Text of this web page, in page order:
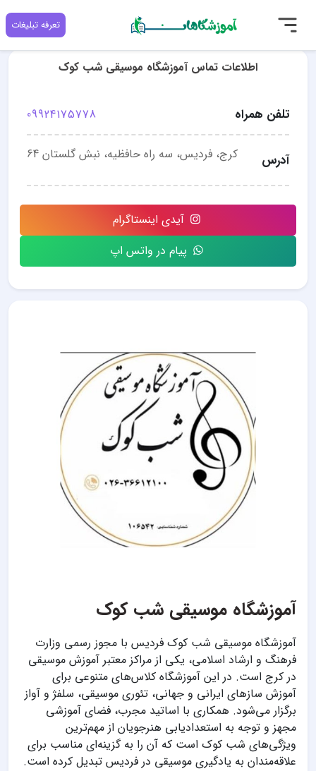
تعرفه تبلیغات
آموزشگاه موسیقی شب کوک‎
آموزشگاه موسیقی شب کوک فردیس با مجوز رسمی وزارت
فرهنگ و ارشاد اسلامی، یکی از مراکز معتبر آموزش موسیقی
در کرج است. در این آموزشگاه کلاس‌های متنوعی برای
آموزش سازهای ایرانی و جهانی، تئوری موسیقی، سلفژ و آواز
برگزار می‌شود. همکاری با اساتید مجرب، فضای آموزشی
مجهز و توجه به استعدادیابی هنرجویان از مهم‌ترین
ویژگی‌های شب کوک است که آن را به گزینه‌ای مناسب برای
علاقه‌مندان به یادگیری موسیقی در فردیس تبدیل کرده است.
اطلاعات تماس آموزشگاه موسیقی شب کوک‎
تلفن همراه 09924175778
آدرس کرج، فردیس، سه راه حافظیه، نبش گلستان 64
آیدی اینستاگرام
پیام در واتس اپ